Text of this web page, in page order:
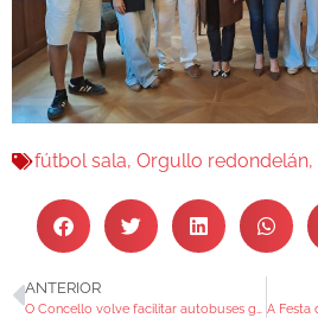
fútbol sala, Orgullo redondelán,
ANTERIOR